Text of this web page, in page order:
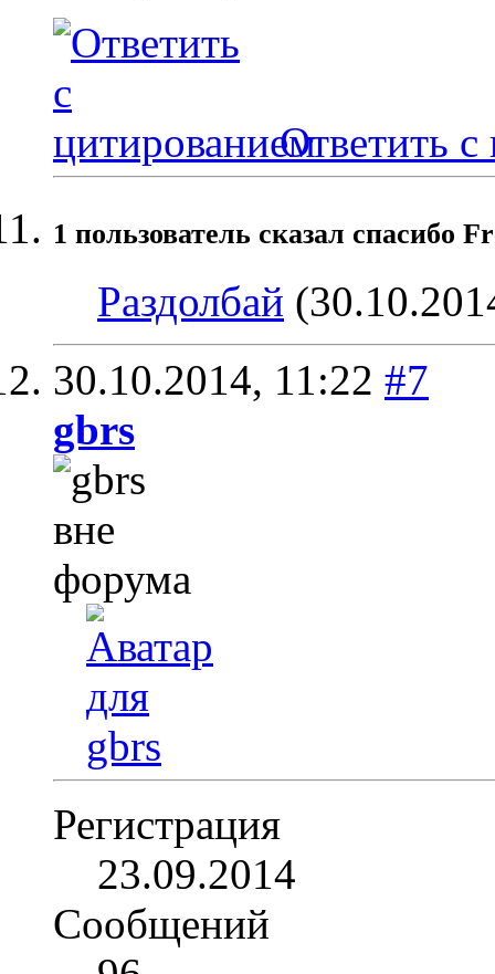
Ответить с
1 пользователь сказал cпасибо
Раздолбай
30.10.2014, 11:22 #7
gbrs
Регистрация
23.09.2014
Сообщений